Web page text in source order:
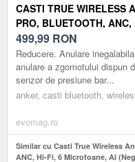
CASTI TRUE WIRELESS
PRO, BLUETOOTH,
MAT)
499,99 RON
Reducere. Anulare
anulare a zgomotului dispun
senzor de presiune bar...
anker, casti bluetooth,
evomag.ro
Similar cu Casti True Wireless
ANC, Hi-Fi, 6 Microfoane, AI